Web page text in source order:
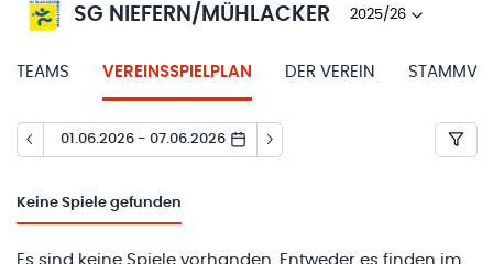
SG NIEFERN/MÜHLACKER 2025/26
TEAMS VEREINSSPIELPLAN DER VEREIN
01.06.2026 - 07.06.2026
Keine Spiele gefunden
Es sind keine Spiele vorhanden. Entweder es finden im